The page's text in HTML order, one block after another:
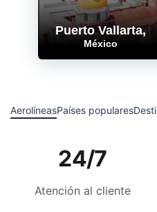
Puerto Vallarta,
México
AerolíneasPaíses populares
24/7
Atención al cliente